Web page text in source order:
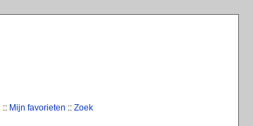
:: Mijn favorieten :: Zoek